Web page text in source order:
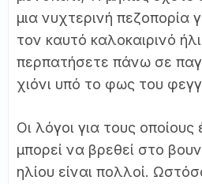
μια νυχτερινή πεζοπορία
τον καυτό καλοκαιρινό
περπατήσετε πάνω σε
χιόνι υπό το φως του
Οι λόγοι για τους
μπορεί να βρεθεί στο
ηλίου είναι πολλοί.